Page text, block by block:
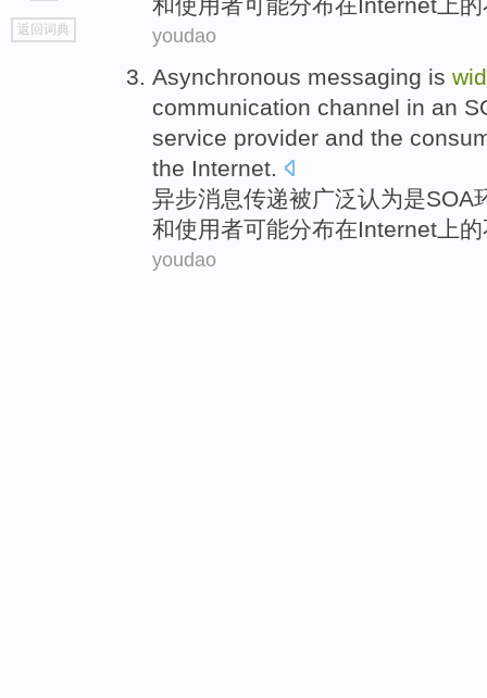
go
top
返回词典 youdao
Asynchronous messaging is
communication channel in an
service provider and the
the Internet
异步消息传递被广泛认为是SOA
和使用者可能分布在Internet上
youdao